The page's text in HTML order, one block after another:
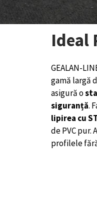
Ideal
GEALAN-
gamă largă
asigură o
siguranță.
lipirea cu
de PVC
profilele